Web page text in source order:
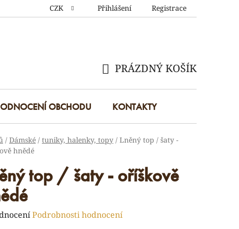
CZK Přihlášení Registrace
KOŠÍK
PRÁZDNÝ KOŠÍK
OBCHODU KONTAKTY
/ Dámské / tuniky, halenky, topy / Lněný top / šaty -
hnědé
top / šaty - oříškově
Podrobnosti hodnocení